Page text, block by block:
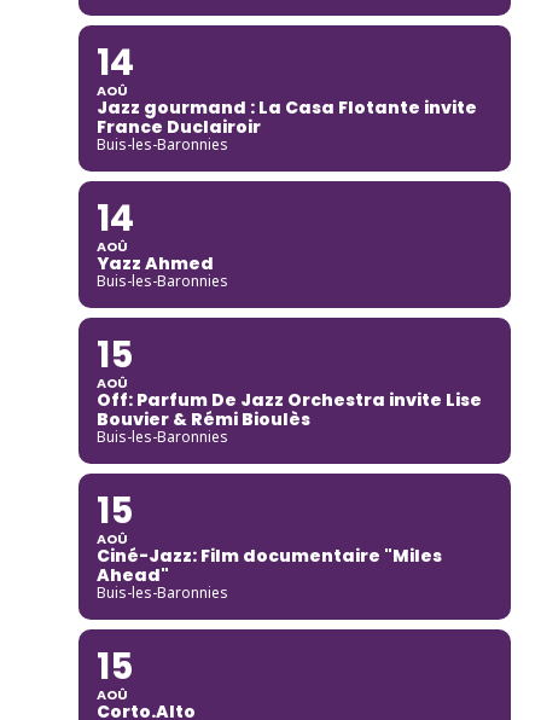
14
AOÛ
Jazz gourmand : La Casa Flotante invite
France Duclairoir
Buis-les-Baronnies
14
AOÛ
Yazz Ahmed
Buis-les-Baronnies
15
AOÛ
Off: Parfum De Jazz Orchestra invite Lise
Bouvier & Rémi Bioulès
Buis-les-Baronnies
15
AOÛ
Ciné-Jazz: Film documentaire "Miles
Ahead"
Buis-les-Baronnies
15
AOÛ
Corto.Alto